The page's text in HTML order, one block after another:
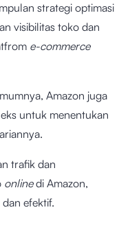
strategi optimasi
visibilitas toko dan
e-commerce
Amazon juga
untuk menentukan
trafik dan
onlinedi Amazon,
efektif.